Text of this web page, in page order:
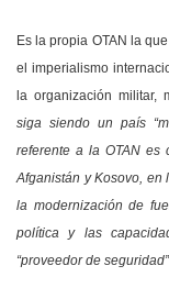
Es la propia OTAN la
el imperialismo
la organización militar,
siga siendo un país
referente a la OTAN es
Afganistán y Kosovo, en
la modernización de
política y las
“proveedor de